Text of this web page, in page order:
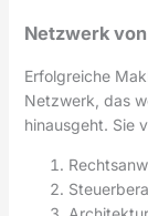
Netzwerk
Erfolgreiche
Netzwerk, das
hinausgeht. Sie